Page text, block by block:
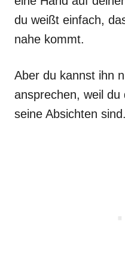
du weißt einfach,
nahe kommt.
Aber du kannst ihn
ansprechen, weil
seine Absichten sind.